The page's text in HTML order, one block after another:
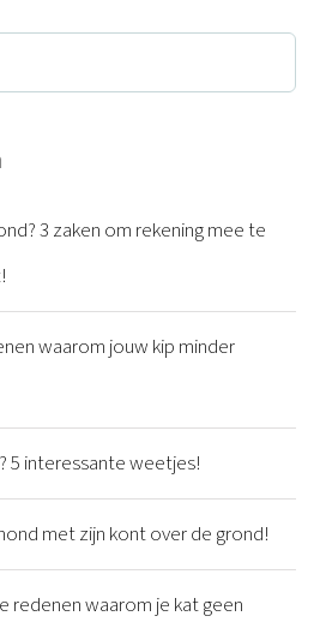
3 zaken om rekening mee te
waarom jouw kip minder
5 interessante weetjes!
met zijn kont over de grond!
redenen waarom je kat geen